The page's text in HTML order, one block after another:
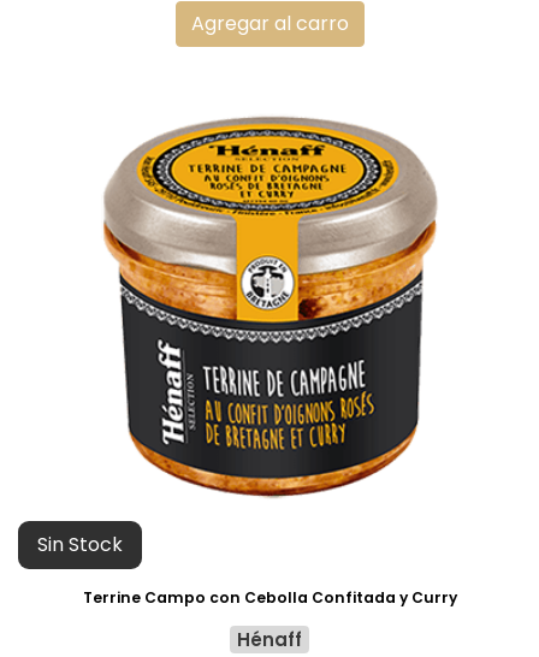
Agregar al carro
Sin Stock
Terrine Campo con Cebolla Confitada y Curry
Hénaff